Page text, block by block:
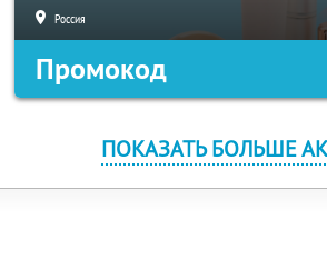
Россия
Промокод
ПОКАЗАТЬ БОЛЬШЕ